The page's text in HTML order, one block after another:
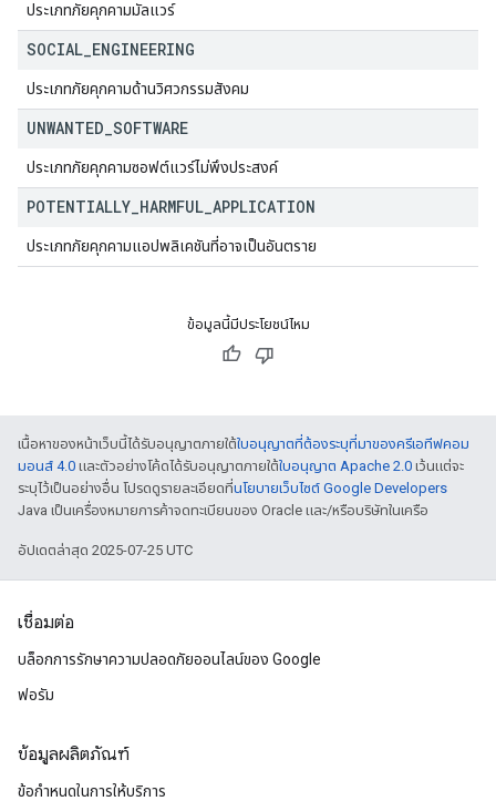
ประเภทภัยคุกคามมัลแวร์
SOCIAL ENGINEERING
ประเภทภัยคุกคามด้านวิศวกรรมสังคม
UNWANTED SOFTWARE
ประเภทภัยคุกคามซอฟต์แวร์ไม่พึงประสงค์
POTENTIALLY HARMFUL APPLICATION
ประเภทภัยคุกคามแอปพลิเคชันที่อาจเป็นอันตราย
ข้อมูลนี้มีประโยชน์ไหม
เนื้อหาของหน้าเว็บนี้ได้รับอนุญาตภายใต้ใบอนุญาตที่ต้องระบุที่มาของครีเอทีฟคอม
มอนส์ 4.0 และตัวอย่างโค้ดได้รับอนุญาตภายใต้ใบอนุญาต Apache 2.0 เว้นแต่จะ
ระบุไว้เป็นอย่างอื่น โปรดดูรายละเอียดที่นโยบายเว็บไซต์ Google Developers
Java เป็นเครื่องหมายการค้าจดทะเบียนของ Oracle และ/หรือบริษัทในเครือ
อัปเดตล่าสุด 2025-07-25 UTC
เชื่อมต่อ
บล็อกการรักษาความปลอดภัยออนไลน์ของ Google
ฟอรัม
ข้อมูลผลิตภัณฑ์
ข้อกำหนดในการให้บริการ